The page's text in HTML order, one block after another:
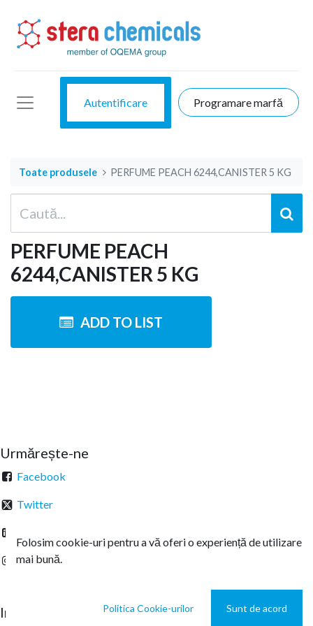
Autentificare Programare marfă
Toate produsele PERFUME PEACH 6244,CANISTER 5 KG
PERFUME PEACH
6244,CANISTER 5 KG
ADD TO LIST
Urmărește-ne
Facebook
Twitter
Instagram
Intrați în legătură
Folosim cookie-uri pentru a vă oferi o experiență de utilizare
mai bună.
Politica Cookie-urilor Sunt de acord